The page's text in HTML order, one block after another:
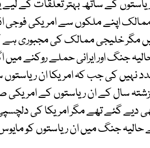
کے ساتھ بہتر تعلقات کے
اپنے ملکوں سے امریکی فوجی
مگر خلیجی ممالک کی مجبوری ہے
جنگ اور ایرانی حملے روکنے میں
نہیں کی جب کہ امریکا ان
سال کے ان ریاستوں کے
دیے گئے تھے مگر امریکا کی
حالیہ جنگ میں ان ریاستوں کو